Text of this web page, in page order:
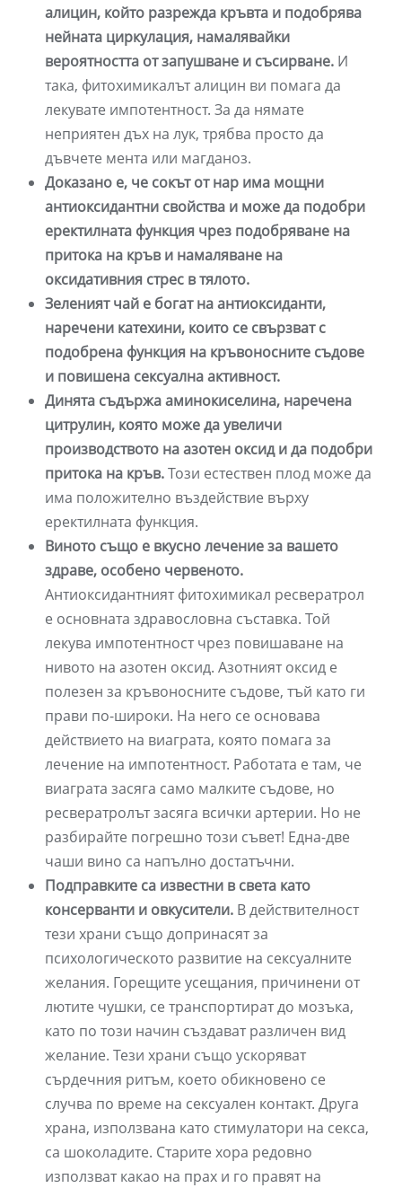
алицин, който разрежда кръвта и подобрява
нейната циркулация, намалявайки
вероятността от запушване и съсирване. И
така, фитохимикалът алицин ви помага да
лекувате импотентност. За да нямате
неприятен дъх на лук, трябва просто да
дъвчете мента или магданоз.
Доказано е, че сокът от нар има мощни
антиоксидантни свойства и може да подобри
еректилната функция чрез подобряване на
притока на кръв и намаляване на
оксидативния стрес в тялото.
Зеленият чай е богат на антиоксиданти,
наречени катехини, които се свързват с
подобрена функция на кръвоносните съдове
и повишена сексуална активност.
Динята съдържа аминокиселина, наречена
цитрулин, която може да увеличи
производството на азотен оксид и да подобри
притока на кръв.Този естествен плод може да
има положително въздействие върху
еректилната функция.
Виното също е вкусно лечение за вашето
здраве, особено червеното.
Антиоксидантният фитохимикал ресвератрол
е основната здравословна съставка. Той
лекува импотентност чрез повишаване на
нивото на азотен оксид. Азотният оксид е
полезен за кръвоносните съдове, тъй като ги
прави по-широки. На него се основава
действието на виаграта, която помага за
лечение на импотентност. Работата е там, че
виаграта засяга само малките съдове, но
ресвератролът засяга всички артерии. Но не
разбирайте погрешно този съвет! Една-две
чаши вино са напълно достатъчни.
Подправките са известни в света като
консерванти и овкусители. В действителност
тези храни също допринасят за
психологическото развитие на сексуалните
желания. Горещите усещания, причинени от
лютите чушки, се транспортират до мозъка,
като по този начин създават различен вид
желание. Тези храни също ускоряват
сърдечния ритъм, което обикновено се
случва по време на сексуален контакт. Друга
храна, използвана като стимулатори на секса,
са шоколадите. Старите хора редовно
използват какао на прах и го правят на